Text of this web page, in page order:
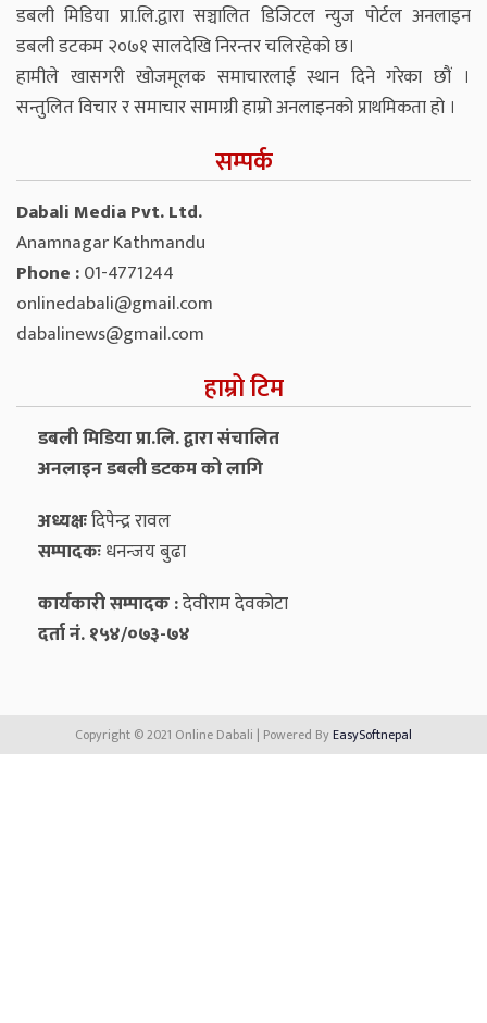
डबली मिडिया प्रा.लि.द्वारा सञ्चालित डिजिटल न्युज पोर्टल अनलाइन
डबली डटकम २०७१ सालदेखि निरन्तर चलिरहेको छ।
हामीले खासगरी खोजमूलक समाचारलाई स्थान दिने गरेका छौं ।
सन्तुलित विचार र समाचार सामाग्री हाम्रो अनलाइनको प्राथमिकता हो ।
सम्पर्क
Dabali Media Pvt. Ltd.
Anamnagar Kathmandu
Phone :01-4771244
onlinedabali@gmail.com
dabalinews@gmail.com
हाम्रो टिम
डबली मिडिया प्रा.लि. द्वारा संचालित
अनलाइन डबली डटकम को लागि
अध्यक्षःदिपेन्द्र रावल
सम्पादकःधनन्‍जय बुढा
कार्यकारी सम्पादक :देवीराम देवकोटा
दर्ता नं. १५४/०७३-७४
Copyright © 2021 Online Dabali | Powered ByEasySoftnepal